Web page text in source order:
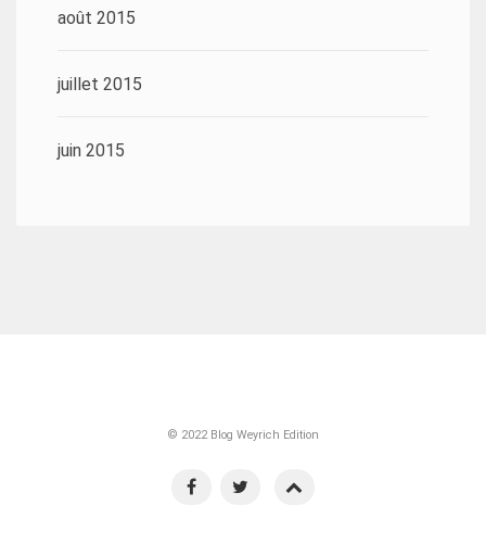
août 2015
juillet 2015
juin 2015
© 2022 Blog Weyrich Edition